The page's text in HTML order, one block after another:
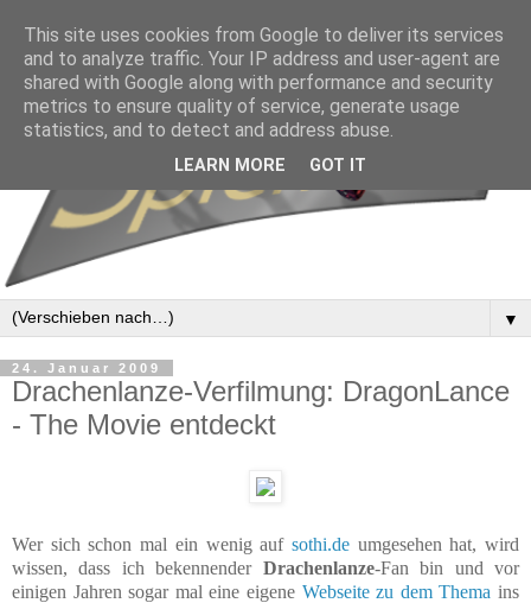
▼
24. Januar 2009
Drachenlanze-Verfilmung: DragonLance
- The Movie entdeckt
Wer sich schon mal ein wenig auf sothi.deumgesehen hat, wird
wissen, dass ich bekennender Drachenlanze-Fan bin und vor
einigen Jahren sogar mal eine eigene Webseite zu dem Thema ins
This site uses cookies from Google to deliver its services
and to analyze traffic. Your IP address and user-agent are
shared with Google along with performance and security
metrics to ensure quality of service, generate usage
statistics, and to detect and address abuse.
LEARN MORE GOT IT